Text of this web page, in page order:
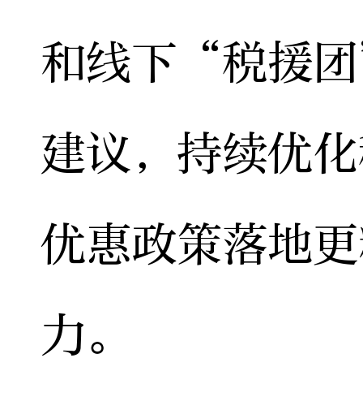
和线下“税援
建议，持续优
优惠政策落地
力。